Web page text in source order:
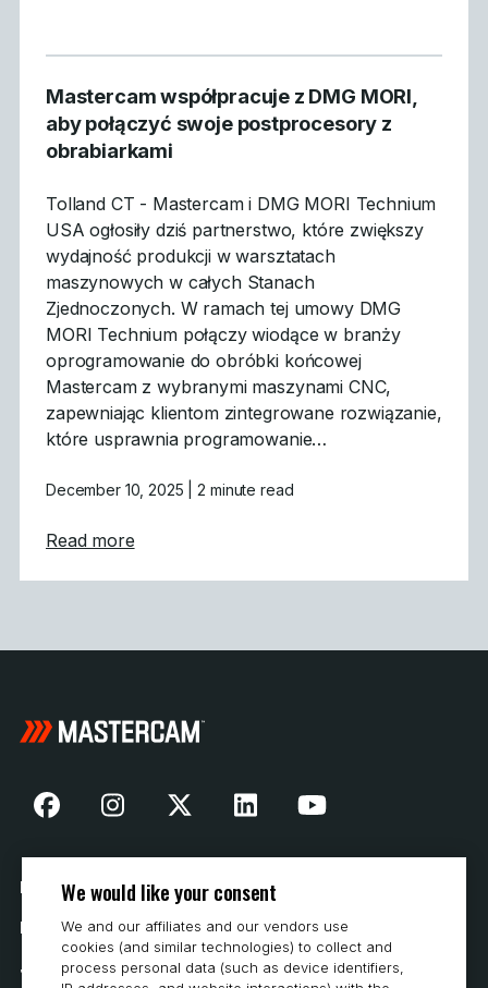
Mastercam współpracuje z DMG MORI,
aby połączyć swoje postprocesory z
obrabiarkami
Tolland CT - Mastercam i DMG MORI Technium
USA ogłosiły dziś partnerstwo, które zwiększy
wydajność produkcji w warsztatach
maszynowych w całych Stanach
Zjednoczonych. W ramach tej umowy DMG
MORI Technium połączy wiodące w branży
oprogramowanie do obróbki końcowej
Mastercam z wybranymi maszynami CNC,
zapewniając klientom zintegrowane rozwiązanie,
które usprawnia programowanie…
December 10, 2025 | 2 minute read
Read moreabout Mastercam współpracuje z DMG
Nasza historia
Kontakt
Jak kupować
We would like your consent
We and our affiliates and our vendors use
cookies (and similar technologies) to collect and
process personal data (such as device identifiers,